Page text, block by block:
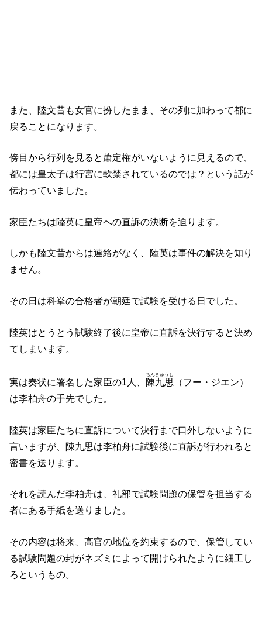
また、陸文昔も女官に扮したまま、その列に加わって都に
戻ることになります。
傍目から行列を見ると蕭定権がいないように見えるので、
都には皇太子は行宮に軟禁されているのでは？という話が
伝わっていました。
家臣たちは陸英に皇帝への直訴の決断を迫ります。
しかも陸文昔からは連絡がなく、陸英は事件の解決を知り
ません。
その日は科挙の合格者が朝廷で試験を受ける日でした。
陸英はとうとう試験終了後に皇帝に直訴を決行すると決め
てしまいます。
実は奏状に署名した家臣の1人、 陳九思
ちんきゅうし
（フー・ジエン）
は李柏舟の手先でした。
陸英は家臣たちに直訴について決行まで口外しないように
言いますが、陳九思は李柏舟に試験後に直訴が行われると
密書を送ります。
それを読んだ李柏舟は、礼部で試験問題の保管を担当する
者にある手紙を送りました。
その内容は将来、高官の地位を約束するので、保管してい
る試験問題の封がネズミによって開けられたように細工し
ろというもの。